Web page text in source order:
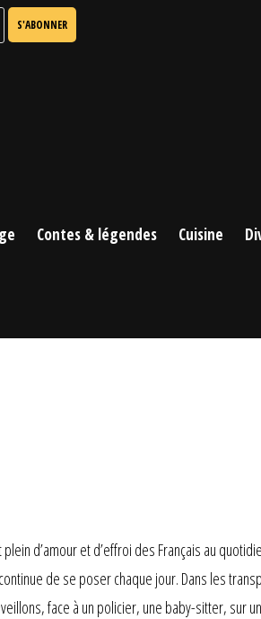
Contes & légendes Cuisine
d’amour et d’effroi des Français au
de se poser chaque jour. Dans les
face à un policier, une baby-sitter, sur